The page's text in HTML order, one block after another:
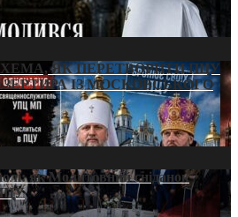
ЯК ПЕРЕТВОРИТИ ПЦУ
ІЗ МОСКОВСЬКОГО
як Молитовний сніданок